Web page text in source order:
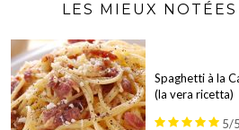
LES MIEUX NOTÉES
Spaghetti à la
(la vera ricetta)
5/5